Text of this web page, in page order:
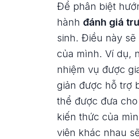
Để phân biệt
hành đánh giá
sinh. Điều này
của mình. Ví dụ,
nhiệm vụ được
giản được hỗ trợ
thể được đưa
kiến thức của
viên khác nhau